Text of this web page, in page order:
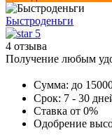
Быстроденьги
5
4 отзыва
Получение любым
Сумма: до
Срок: 7 - 30
Ставка от 0%
Одобрение